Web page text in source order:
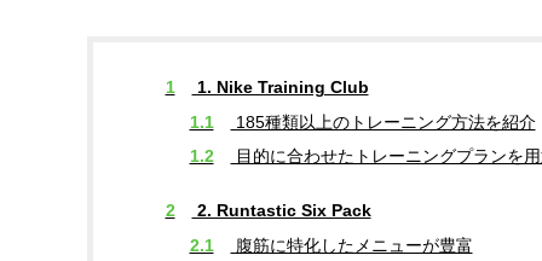
1
1. Nike Training Club
1.1
185種類以上のトレーニング方法を紹介
1.2
目的に合わせたトレーニングプランを
2
2. Runtastic Six Pack
2.1
腹筋に特化したメニューが豊富